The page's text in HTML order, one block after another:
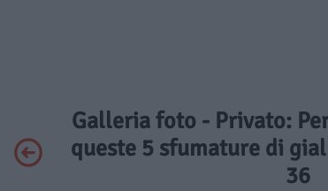
Galleria foto - Privato:
queste 5 sfumature di
36